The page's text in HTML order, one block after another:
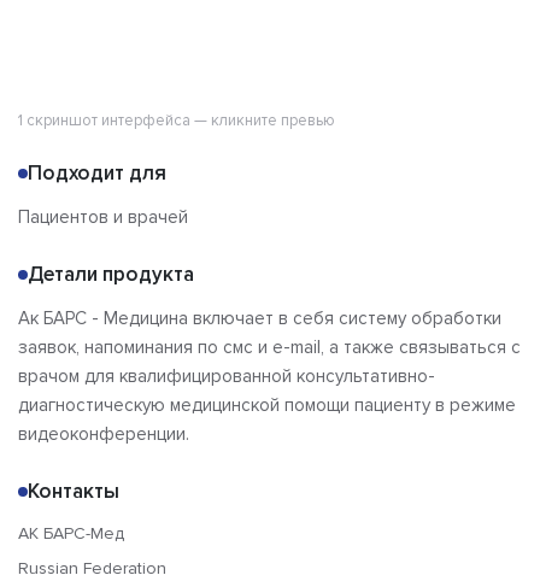
1 скриншот интерфейса — кликните превью
Подходит для
Пациентов и врачей
Детали продукта
Ак БАРС - Медицина включает в себя систему обработки
заявок, напоминания по смс и e-mail, а также связываться с
врачом для квалифицированной консультативно-
диагностическую медицинской помощи пациенту в режиме
видеоконференции.
Контакты
АК БАРС-Мед
Russian Federation